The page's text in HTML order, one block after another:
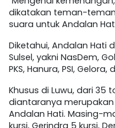
dikatakan teman-
suara untuk Andalan
Diketahui, Andalan Hati
Sulsel, yakni NasDem,
PKS, Hanura, PSI, Gelora,
Khusus di Luwu, dari 35
diantaranya
Andalan Hati. Masing-
kursi, Gerindra 5 kursi,